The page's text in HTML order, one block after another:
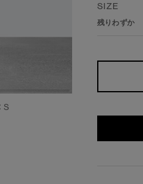
S
SIZE
残りわずか